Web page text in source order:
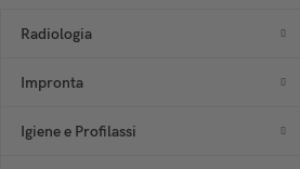
Radiologia
Impronta
Igiene e Profilassi